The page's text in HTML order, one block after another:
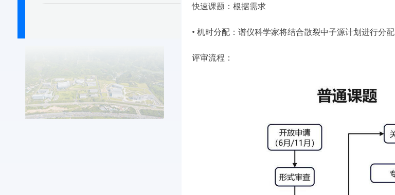
快速课题：根据需求
• 机时分配：谱仪科学家将结合散裂中子源计划进行分配
评审流程：